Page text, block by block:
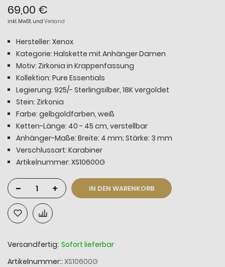
69,00 €
inkl. MwSt. und Versand
Hersteller: Xenox
Kategorie: Halskette mit Anhänger Damen
Motiv: Zirkonia in Krappenfassung
Kollektion: Pure Essentials
Legierung: 925/- Sterlingsilber, 18K vergoldet
Stein: Zirkonia
Farbe: gelbgoldfarben, weiß
Ketten-Länge: 40 - 45 cm, verstellbar
Anhänger-Maße: Breite: 4 mm; Stärke: 3 mm
Verschlussart: Karabiner
Artikelnummer: XS10600G
- + IN DEN WARENKORB
Versandfertig: Sofort lieferbar
Artikelnummer: XS10600G